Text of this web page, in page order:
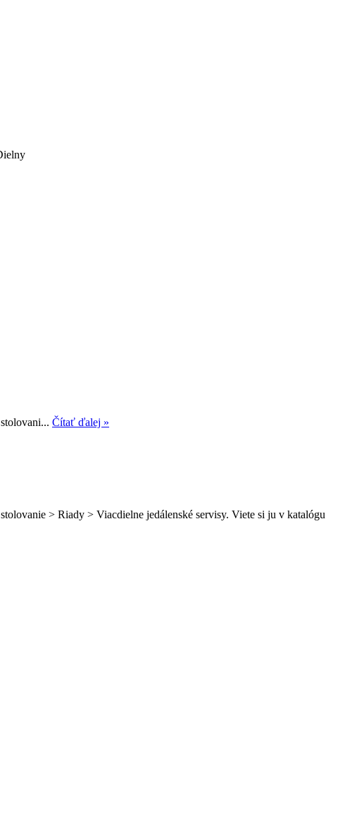
Čítať ďalej »
> Riady > Viacdielne jedálenské servisy. Viete si ju v katalógu